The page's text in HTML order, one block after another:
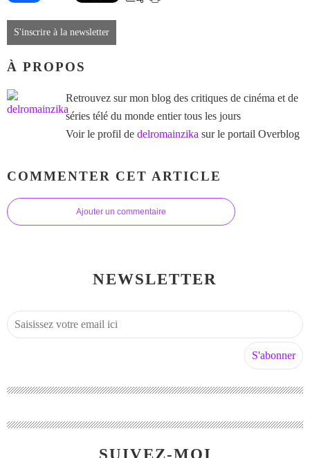
S'inscrire à la newsletter
À PROPOS
Retrouvez sur mon blog des critiques de cinéma et de
séries télé du monde entier tous les jours
Voir le profil de delromainzika sur le portail Overblog
COMMENTER CET ARTICLE
Ajouter un commentaire
NEWSLETTER
SUIVEZ-MOI